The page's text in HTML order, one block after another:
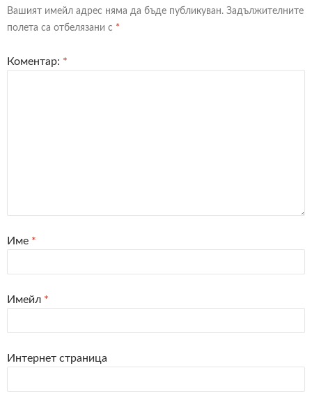
Вашият имейл адрес няма да бъде публикуван. Задължителните
полета са отбелязани с *
Коментар: *
Име *
Имейл *
Интернет страница